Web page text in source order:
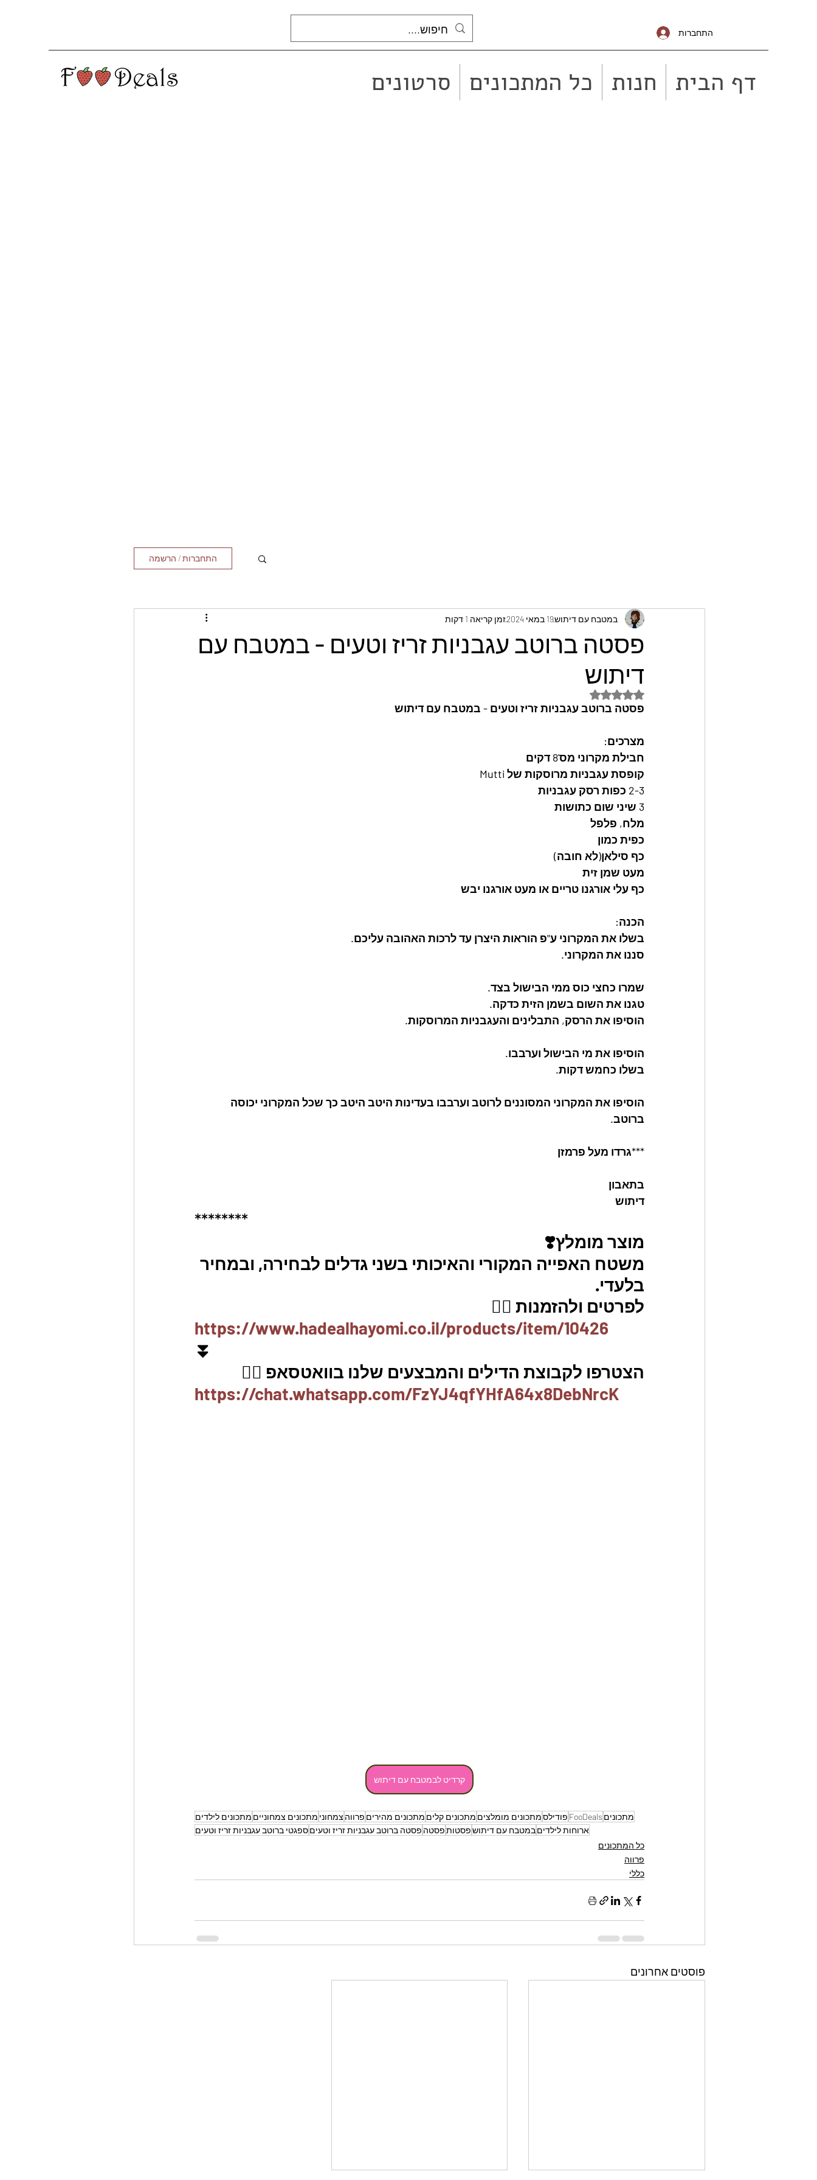
התחברות
דף הבית חנות כל המתכונים סרטונים
התחברות / הרשמה
פסטה ברוטב עגבניות זריז וטעים - במטבח עם
דיתוש
במטבח עם דיתוש19 במאי 2024 זמן קריאה 1 דקות
דירוג של NaN מתוך 5 כוכבים
פסטה ברוטב עגבניות זריז וטעים - במטבח עם דיתוש
מצרכים:
חבילת מקרוני מס'8 דקים
קופסת עגבניות מרוסקות של Mutti
2-3 כפות רסק עגבניות
3 שיני שום כתושות
מלח, פלפל
כפית כמון
כף סילאן(לא חובה)
מעט שמן זית
כף עלי אורגנו טריים או מעט אורגנו יבש
הכנה:
בשלו את המקרוני ע"פ הוראות היצרן עד לרכות האהובה עליכם.
סננו את המקרוני.
שמרו כחצי כוס ממי הבישול בצד.
טגנו את השום בשמן הזית כדקה.
הוסיפו את הרסק, התבלינים והעגבניות המרוסקות.
הוסיפו את מי הבישול וערבבו.
בשלו כחמש דקות.
הוסיפו את המקרוני המסוננים לרוטב וערבבו בעדינות היטב היטב כך שכל המקרוני יכוסה
ברוטב.
***גרדו מעל פרמזן
בתאבון
דיתוש
********
מוצר מומלץ❣️
משטח האפייה המקורי והאיכותי בשני גדלים לבחירה, ובמחיר
בלעדי.
לפרטים ולהזמנות 👇🏼
https://www.hadealhayomi.co.il/products/item/10426
⏬
הצטרפו לקבוצת הדילים והמבצעים שלנו בוואטסאפ 👇🏽
https://chat.whatsapp.com/FzYJ4qfYHfA64x8DebNrcK
קרדיט לבמטבח עם דיתוש
מתכונים FooDeals פודילסמתכונים מומלצים מתכונים קלים מתכונים מהירים פרווה צמחוני מתכונים צמחוניים מתכונים לילדים
ארוחות לילדיםבמטבח עם דיתושפסטותפסטה פסטה ברוטב עגבניות זריז וטעיםספגטי ברוטב עגבניות זריז וטעים
כל המתכונים
פרווה
כללי
פוסטים אחרונים